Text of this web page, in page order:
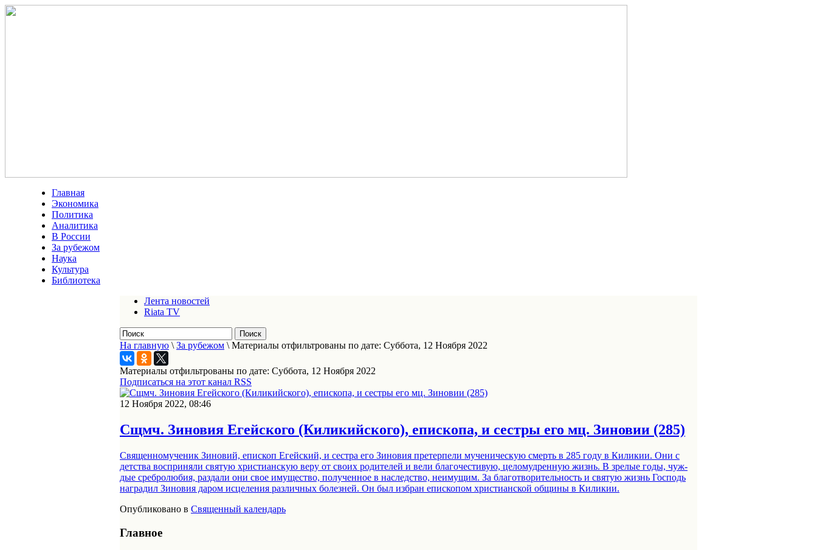
Главная
Экономика
Политика
Аналитика
В России
За рубежом
Наука
Культура
Библиотека
Лента новостей
Riata TV
На главную \ За рубежом \ Материалы отфильтрованы по дате: Суббота, 12 Ноября 2022
Материалы отфильтрованы по дате: Суббота, 12 Ноября 2022
Подписаться на этот канал RSS
12 Ноября 2022, 08:46
Сщмч. Зиновия Егейского (Киликийского), епископа, и сестры его мц. Зиновии (285)
Священномученик Зи­но­вий, епи­скоп Егей­ский, и сест­ра его Зи­но­вия пре­тер­пе­ли му­че­ни­че­скую смерть в 285 го­ду в Ки­ли­кии. Они с
дет­ства вос­при­ня­ли свя­тую хри­сти­ан­скую ве­ру от сво­их ро­ди­те­лей и ве­ли бла­го­че­сти­вую, це­ло­муд­рен­ную жизнь. В зре­лые го­ды, чуж­
дые среб­ро­лю­бия, раз­да­ли они свое иму­ще­ство, по­лу­чен­ное в на­след­ство, неиму­щим. За бла­го­тво­ри­тель­ность и свя­тую жизнь Гос­подь
на­гра­дил Зи­но­вия да­ром ис­це­ле­ния раз­лич­ных бо­лез­ней. Он был из­бран епи­ско­пом хри­сти­ан­ской об­щи­ны в Ки­ли­кии.
Опубликовано в Священный календарь
Главное